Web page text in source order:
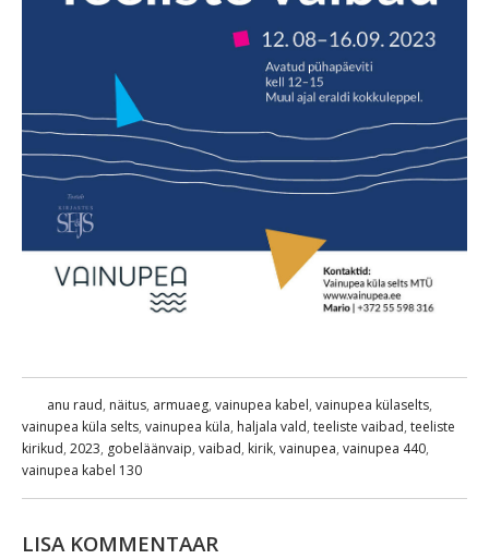
anu raud, näitus, armuaeg, vainupea kabel, vainupea külaselts,
vainupea küla selts, vainupea küla, haljala vald, teeliste vaibad, teeliste
kirikud, 2023, gobeläänvaip, vaibad, kirik, vainupea, vainupea 440,
vainupea kabel 130
LISA KOMMENTAAR